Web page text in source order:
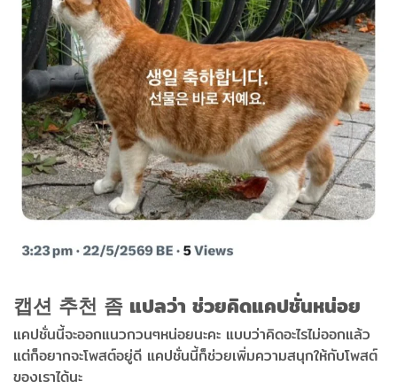
캡션 추천 좀 แปลว่า ช่วยคิดแคปชั่นหน่อย
แคปชั่นนี้จะออกแนวกวนๆหน่อยนะคะ แบบว่าคิดอะไรไม่ออกแล้ว
แต่ก็อยากจะโพสต์อยู่ดี แคปชั่นนี้ก็ช่วยเพิ่มความสนุกให้กับโพสต์
ของเราได้นะ